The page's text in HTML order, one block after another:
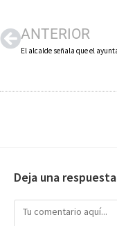
ANTERIOR
Deja una respuesta